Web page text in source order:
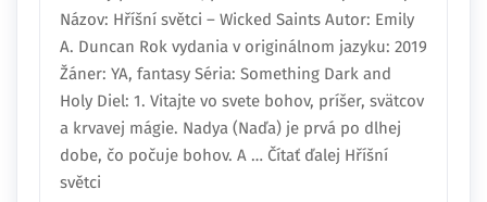
Názov: Hříšní světci – Wicked Saints Autor: Emily
A. Duncan Rok vydania v originálnom jazyku: 2019
Žáner: YA, fantasy Séria: Something Dark and
Holy Diel: 1. Vitajte vo svete bohov, príšer, svätcov
a krvavej mágie. Nadya (Naďa) je prvá po dlhej
dobe, čo počuje bohov. A … Čítať ďalej Hříšní
světci